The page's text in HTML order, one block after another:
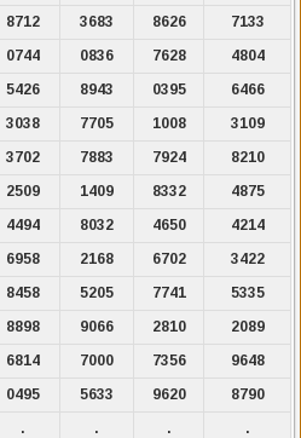
8712 3683 8626
7133
0744 0836 7628
4804
5426 8943 0395
6466
3038 7705 1008
3109
3702 7883 7924
8210
2509 1409 8332
4875
4494 8032 4650
4214
6958 2168 6702
3422
8458 5205 7741
5335
8898 9066 2810
2089
6814 7000 7356
9648
0495 5633 9620
8790
. . . .